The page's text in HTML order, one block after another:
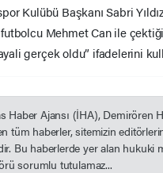
Kulübü Başkanı Sabri
Mehmet Can ile
gerçek oldu” ifadelerini
Haber Ajansı (İHA), Demirören
tüm haberler, sitemizin
Bu haberlerde yer alan hukuki
sorumlu tutulamaz...